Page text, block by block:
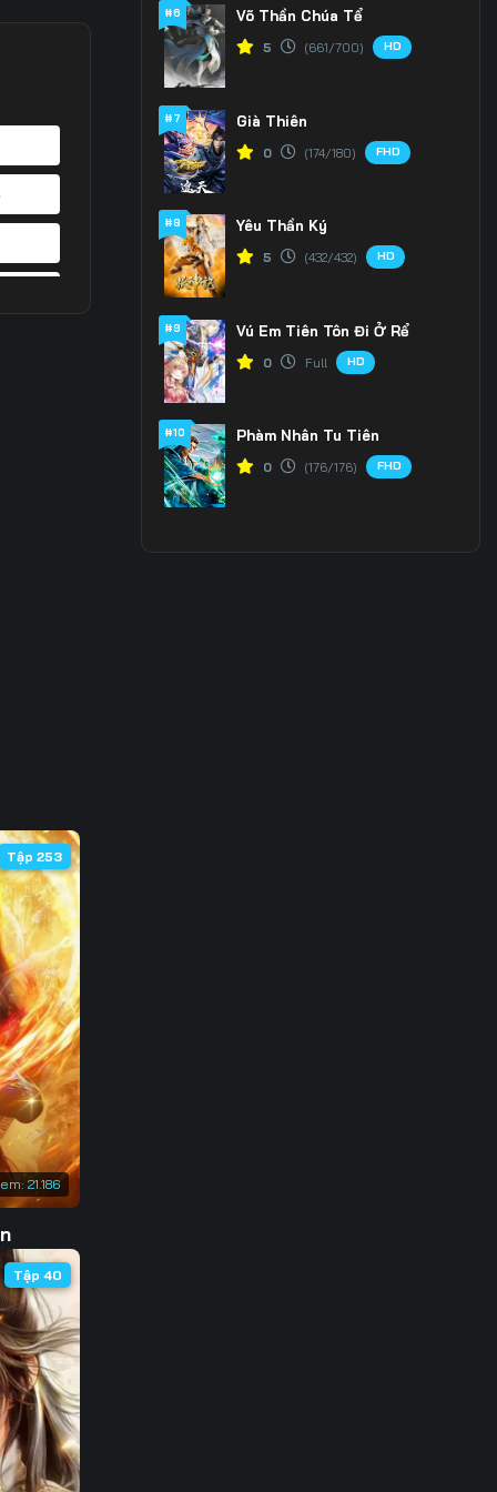
21.186
Tập 253
Tập 40
#6 Võ Thần Chúa Tể
5 (661/700) HD
#7 Già Thiên
0 (174/180) FHD
#8 Yêu Thần Ký
5 (432/432) HD
#9 Vú Em Tiên Tôn Đi Ở Rể
0 Full HD
#10 Phàm Nhân Tu Tiên
0 (176/176) FHD